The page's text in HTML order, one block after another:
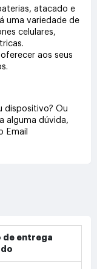
atacado e
uma variedade de
celulares,
aos seus
dispositivo? Ou
alguma dúvida,
Email
de entrega